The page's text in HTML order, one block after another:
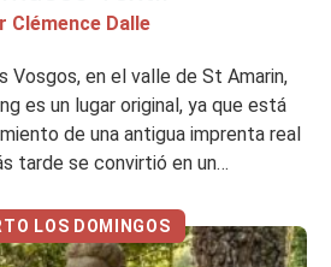
Clémence Dalle
Vosgos, en el valle de St Amarin,
es un lugar original, ya que está
de una antigua imprenta real
tarde se convirtió en un
[…] LOS DOMINGOS